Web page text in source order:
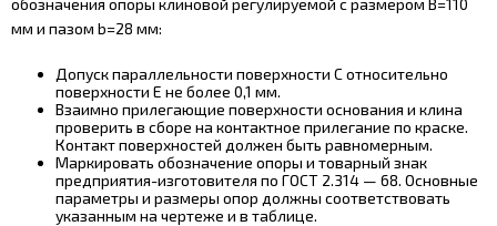
обозначения опоры клиновой регулируемой с размером В=110
мм и пазом b=28 мм:
Допуск параллельности поверхности С относительно
поверхности Е не более 0,1 мм.
Взаимно прилегающие поверхности основания и клина
проверить в сборе на контактное прилегание по краске.
Контакт поверхностей должен быть равномерным.
Маркировать обозначение опоры и товарный знак
предприятия-изготовителя по ГОСТ 2.314 — 68. Основные
параметры и размеры опор должны соответствовать
указанным на чертеже и в таблице.